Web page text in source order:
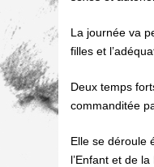
La journée va
filles et
Deux temps
commanditée
Elle se déroule
l’Enfant et de